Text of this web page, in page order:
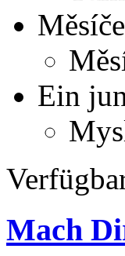
Ein
Mach